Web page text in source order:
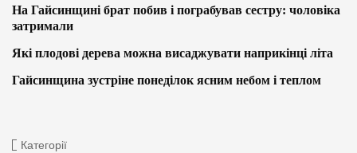
На Гайсинщині брат побив і пограбував сестру: чоловіка
затримали
Які плодові дерева можна висаджувати наприкінці літа
Гайсинщина зустріне понеділок ясним небом і теплом
Категорії